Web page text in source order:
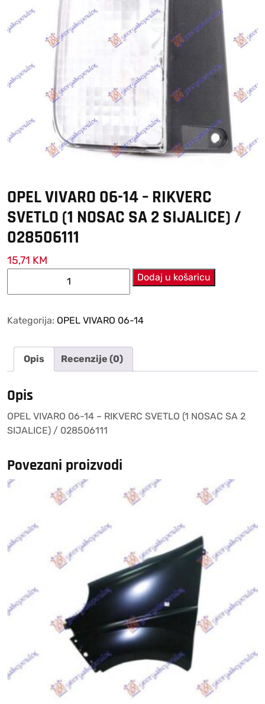
OPEL VIVARO 06-14 – RIKVERC
SVETLO (1 NOSAC SA 2 SIJALICE) /
028506111
15,71 KM
14
RIKVERC
SVETLO
(1
NOSAC
SA
2
SIJALICE)
028506111
količina
Dodaj u košaricu
Kategorija: OPEL VIVARO 06-14
Opis Recenzije (0)
Opis
OPEL VIVARO 06-14 – RIKVERC SVETLO (1 NOSAC SA 2
SIJALICE) / 028506111
Povezani proizvodi